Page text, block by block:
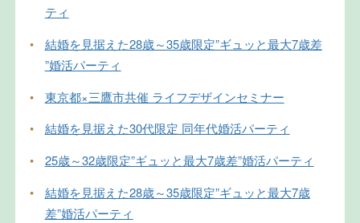
ティ
•
結婚を見据えた28歳～35歳限定”ギュッと最大7歳差
”婚活パーティ
•
東京都×三鷹市共催 ライフデザインセミナー
•
結婚を見据えた30代限定 同年代婚活パーティ
•
25歳～32歳限定”ギュッと最大7歳差”婚活パーティ
•
結婚を見据えた28歳～35歳限定”ギュッと最大7歳
差”婚活パーティ